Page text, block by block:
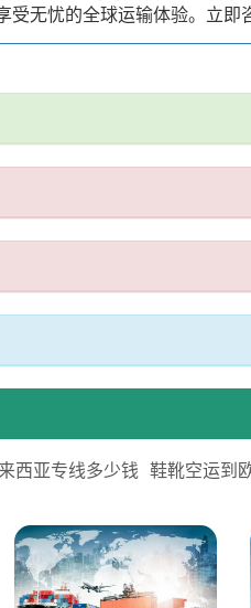
无忧的全球运输体验。立
西亚专线多少钱 鞋靴空运到